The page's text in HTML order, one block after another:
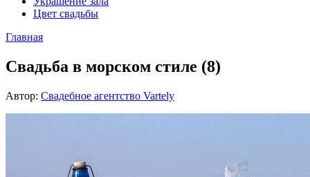
Цвет свадьбы
Главная
Свадьба в морском стиле (8)
Автор: Свадебное агентство Vartely